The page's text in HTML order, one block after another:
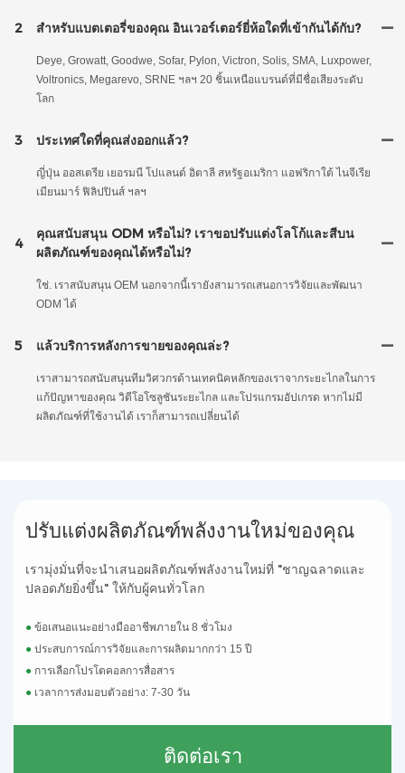
2 สำหรับแบตเตอรี่ของคุณ อินเวอร์เตอร์ยี่ห้อใดที่เข้ากันได้กับ?
Deye, Growatt, Goodwe, Sofar, Pylon, Victron, Solis, SMA, Luxpower,
Voltronics, Megarevo, SRNE ฯลฯ 20 ชิ้นเหนือแบรนด์ที่มีชื่อเสียงระดับ
โลก
3 ประเทศใดที่คุณส่งออกแล้ว?
ญี่ปุ่น ออสเตรีย เยอรมนี โปแลนด์ อิตาลี สหรัฐอเมริกา แอฟริกาใต้ ไนจีเรีย
เมียนมาร์ ฟิลิปปินส์ ฯลฯ
4
คุณสนับสนุน ODM หรือไม่? เราขอปรับแต่งโลโก้และสีบน
ผลิตภัณฑ์ของคุณได้หรือไม่?
ใช่. เราสนับสนุน OEM นอกจากนี้เรายังสามารถเสนอการวิจัยและพัฒนา
ODM ได้
5 แล้วบริการหลังการขายของคุณล่ะ?
เราสามารถสนับสนุนทีมวิศวกรด้านเทคนิคหลักของเราจากระยะไกลในการ
แก้ปัญหาของคุณ วิดีโอโซลูชันระยะไกล และโปรแกรมอัปเกรด หากไม่มี
ผลิตภัณฑ์ที่ใช้งานได้ เราก็สามารถเปลี่ยนได้
ปรับแต่งผลิตภัณฑ์พลังงานใหม่ของคุณ
เรามุ่งมั่นที่จะนำเสนอผลิตภัณฑ์พลังงานใหม่ที่ "ชาญฉลาดและ
ปลอดภัยยิ่งขึ้น" ให้กับผู้คนทั่วโลก
●ข้อเสนอแนะอย่างมืออาชีพภายใน 8 ชั่วโมง
●ประสบการณ์การวิจัยและการผลิตมากกว่า 15 ปี
● การเลือกโปรโตคอลการสื่อสาร
● เวลาการส่งมอบตัวอย่าง: 7-30 วัน
ติดต่อเรา